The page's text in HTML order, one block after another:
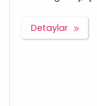
Detaylar